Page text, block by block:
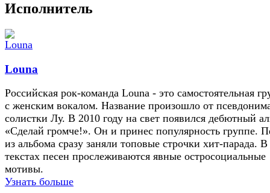
Исполнитель
Louna
Российская рок-команда Louna - это самостоятельная
с женским вокалом. Название произошло от
солистки Лу. В 2010 году на свет появился дебютный
«Сделай громче!». Он и принес популярность группе.
из альбома сразу заняли топовые строчки хит-парада. В
текстах песен прослеживаются явные остроcоциальные
мотивы.
Узнать больше